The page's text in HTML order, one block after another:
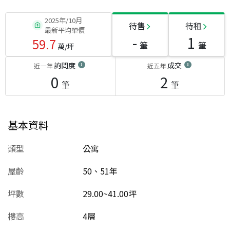
2025年/10月
最新平均單價
59.7 萬/坪
待售
- 筆
待租
1 筆
近一年詢問度
0 筆
近五年成交
2 筆
基本資料
類型
公寓
屋齡
50、51年
坪數
29.00~41.00坪
樓高
4層